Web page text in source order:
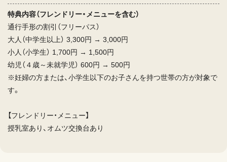
特典内容（フレンドリー・メニューを含む）
通行手形の割引（フリーパス）
大人（中学生以上） 3,300円 → 3,000円
小人（小学生） 1,700円 → 1,500円
幼児（４歳～未就学児） 600円 → 500円
※妊婦の方または、小学生以下のお子さんを持つ世帯の方が対象で
す。
【フレンドリー・メニュー】
授乳室あり、オムツ交換台あり